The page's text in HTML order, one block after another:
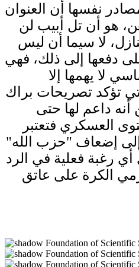
نفسها أن العنوان
هو أن تل أبيب لن
لا سيما أن ليس
دفعها إلى ذلك، فهي
لا يهمها إلا
تؤكد تصريحات براك
داعم لها حتى
العسكري فتعتبر
إضعاف "حزب الله"
أي رغبة فعلية في الرد
رمي الكرة على عاتق